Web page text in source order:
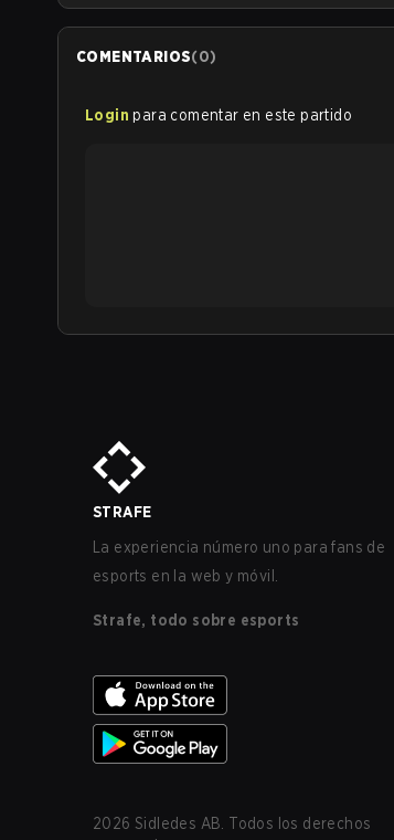
COMENTARIOS(0)
Login para comentar en este partido
STRAFE
La experiencia número uno para fans de
esports en la web y móvil.
Strafe, todo sobre esports
2026 Sidledes AB. Todos los derechos